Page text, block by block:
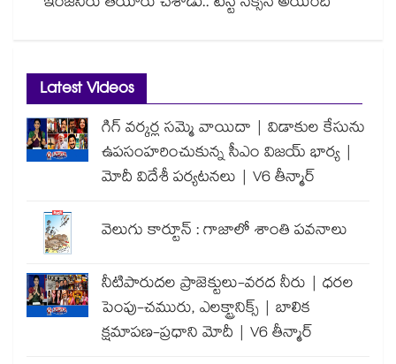
Latest Videos
గిగ్ వర్కర్ల సమ్మె వాయిదా | విడాకుల కేసును
ఉపసంహరించుకున్న సీఎం విజయ్ భార్య |
మోదీ విదేశీ పర్యటనలు | V6 తీన్మార్
వెలుగు కార్టూన్ : గాజాలో శాంతి పవనాలు
నీటిపారుదల ప్రాజెక్టులు-వరద నీరు | ధరల
పెంపు-చమురు, ఎలక్ట్రానిక్స్ | బాలిక
క్షమాపణ-ప్రధాని మోదీ | V6 తీన్మార్